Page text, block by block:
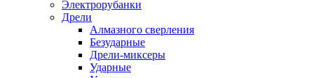
Электрорубанки
Дрели
Алмазного сверления
Безударные
Дрели-миксеры
Ударные